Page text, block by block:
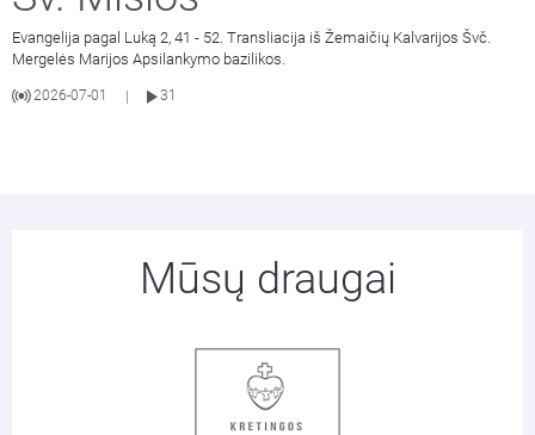
Evangelija pagal Luką 2, 41 - 52. Transliacija iš Žemaičių Kalvarijos Švč.
Mergelės Marijos Apsilankymo bazilikos.
2026-07-01 31
Mūsų draugai